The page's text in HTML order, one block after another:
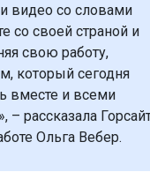
видео со словами
со своей страной и
свою работу,
который сегодня
вместе и всеми
рассказала
Ольга Вебер.